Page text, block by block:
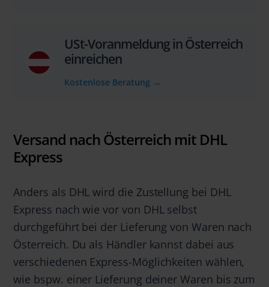
USt-Voranmeldung in Österreich
einreichen
Kostenlose Beratung →
Versand nach Österreich mit DHL
Express
Anders als DHL wird die Zustellung bei DHL
Express nach wie vor von DHL selbst
durchgeführt bei der Lieferung von Waren nach
Österreich. Du als Händler kannst dabei aus
verschiedenen Express-Möglichkeiten wählen,
wie bspw. einer Lieferung deiner Waren bis zum